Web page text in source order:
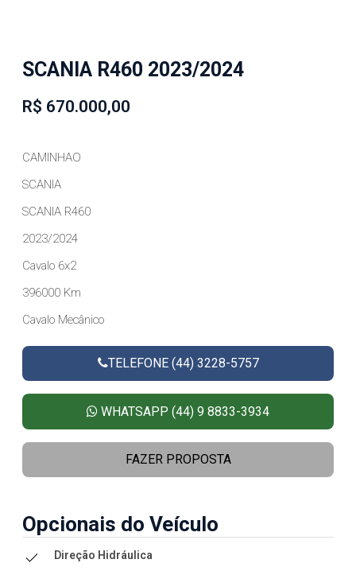
SCANIA R460 2023/2024
R$ 670.000,00
CAMINHAO
SCANIA
SCANIA R460
2023/2024
Cavalo 6x2
396000 Km
Cavalo Mecânico
TELEFONE (44) 3228-5757
WHATSAPP (44) 9 8833-3934
FAZER PROPOSTA
Opcionais do Veículo
Direção Hidráulica